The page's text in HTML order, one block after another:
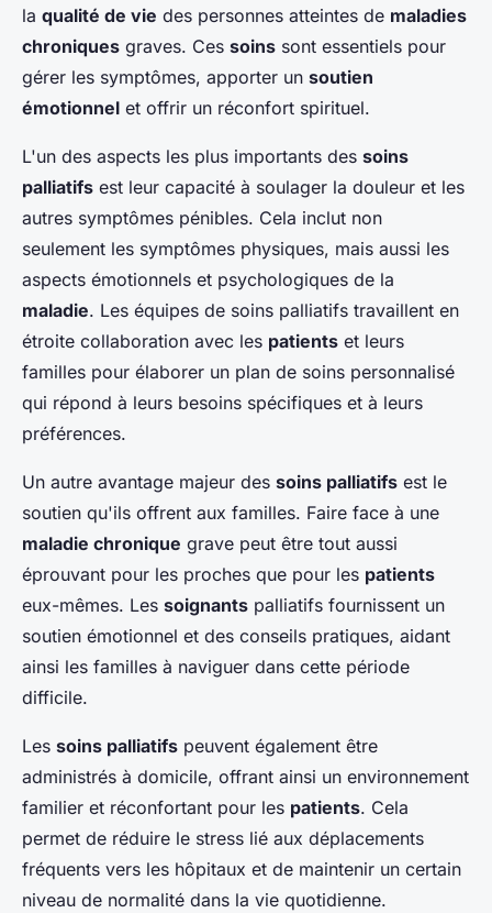
la qualité de vie des personnes atteintes de maladies
chroniques graves. Ces soins sont essentiels pour
gérer les symptômes, apporter un soutien
émotionnel et offrir un réconfort spirituel.
L'un des aspects les plus importants des soins
palliatifs est leur capacité à soulager la douleur et les
autres symptômes pénibles. Cela inclut non
seulement les symptômes physiques, mais aussi les
aspects émotionnels et psychologiques de la
maladie. Les équipes de soins palliatifs travaillent en
étroite collaboration avec les patients et leurs
familles pour élaborer un plan de soins personnalisé
qui répond à leurs besoins spécifiques et à leurs
préférences.
Un autre avantage majeur des soins palliatifs est le
soutien qu'ils offrent aux familles. Faire face à une
maladie chronique grave peut être tout aussi
éprouvant pour les proches que pour les patients
eux-mêmes. Les soignants palliatifs fournissent un
soutien émotionnel et des conseils pratiques, aidant
ainsi les familles à naviguer dans cette période
difficile.
Les soins palliatifs peuvent également être
administrés à domicile, offrant ainsi un environnement
familier et réconfortant pour les patients. Cela
permet de réduire le stress lié aux déplacements
fréquents vers les hôpitaux et de maintenir un certain
niveau de normalité dans la vie quotidienne.